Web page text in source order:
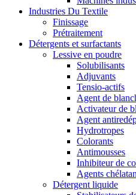
Industries Du Textile
Finissage
Prétraitement
Détergents et surfactants
Lessive en poudre
Solubilisants
Adjuvants
Tensio-actifs
Agent de
Activateur de
Agent
Hydrotropes
Colorants
Antimousses
Inhibiteur de
Agents
Détergent liquide